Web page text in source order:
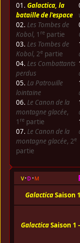
01. Galactica, la
bataille de l'espace
02. Les Tombes de
Kobol, 1 re partie
03. Les Tombes de
Kobol, 2e partie
04. Les Combattants
perdus
05. La Patrouille
lointaine
06. Le Canon de la
montagne glacée,
1 re partie
07. Le Canon de la
montagne glacée, 2e
partie
v d m
GalacticaSaison
GalacticaSaison 1